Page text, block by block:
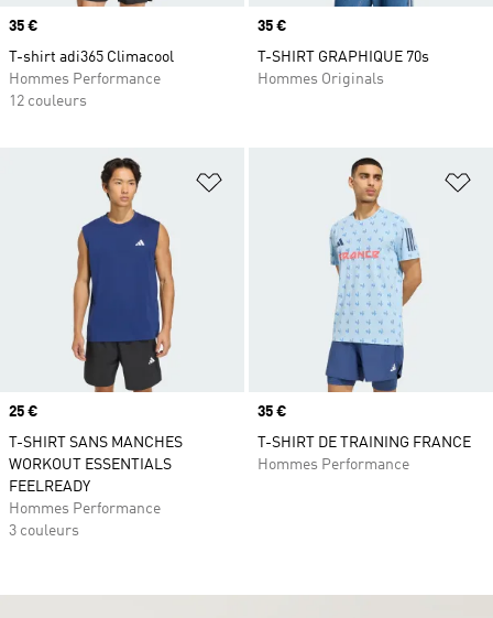
Prix
35 €
T-shirt adi365 Climacool
Hommes Performance
12 couleurs
Prix
35 €
T-SHIRT GRAPHIQUE 70s
Hommes Originals
Ajouter à la Liste de produits
Prix
25 €
T-SHIRT SANS MANCHES
WORKOUT ESSENTIALS
FEELREADY
Hommes Performance
3 couleurs
Prix
35 €
T-SHIRT DE TRAINING FRANCE
Hommes Performance